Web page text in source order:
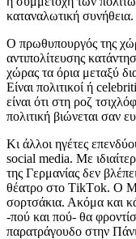
καταναλωτική συνήθεια.
Ο πρωθυπουργός της
αντιπολίτευσης
χώρας τα όρια μεταξύ
Είναι πολιτικοί ή
είναι ότι στη ροζ
πολιτική βιώνεται σαν
Κι άλλοι ηγέτες
social media. Με
της Γερμανίας δεν
θέατρο στο ΤikΤok. Ο
σορτσάκια. Ακόμα και
-πού και πού- θα
παρατράγουδο στην